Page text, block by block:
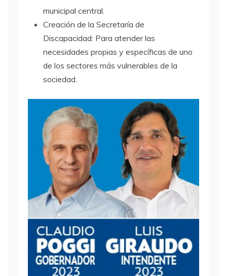
municipal central.
Creación de la Secretaría de
Discapacidad: Para atender las
necesidades propias y específicas de uno
de los sectores más vulnerables de la
sociedad.